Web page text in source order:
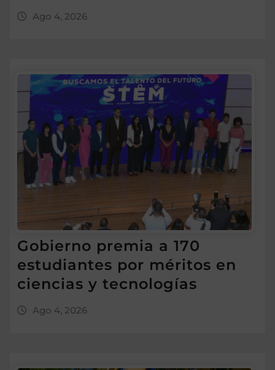
Ago 4, 2026
Gobierno premia a 170
estudiantes por méritos en
ciencias y tecnologías
Ago 4, 2026